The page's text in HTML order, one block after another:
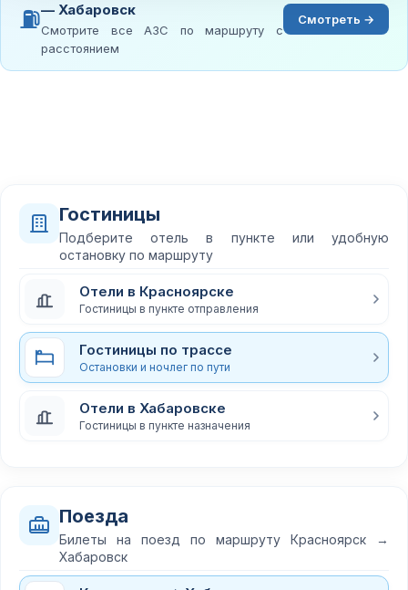
⛽— Хабаровск
Смотрите все АЗС по маршруту с
расстоянием
Смотреть →
Гостиницы
Подберите отель в пункте или удобную
остановку по маршруту
Отели в Красноярске
Гостиницы в пункте отправления
Гостиницы по трассе
Остановки и ночлег по пути
Отели в Хабаровске
Гостиницы в пункте назначения
Поезда
Билеты на поезд по маршруту Красноярск →
Хабаровск